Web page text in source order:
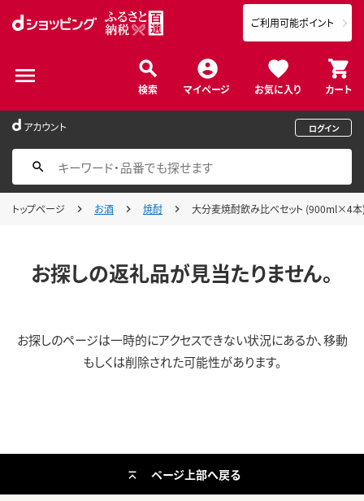
検索 マイページ お気に入り カート
ご利用可能ポイント
アカウント ログイン
トップページ お酒 焼酎 大分麦焼酎飲み比べセット (900ml×4本)
お探しの返礼品が見当たりません。
お探しのページは一時的にアクセスできない状況にあるか、移動
もしくは削除された可能性があります。
ページ上部へ戻る